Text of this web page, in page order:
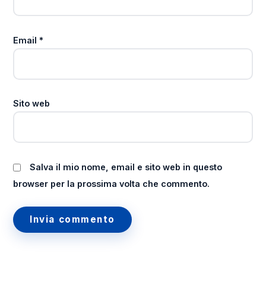
Email*
Sito web
Salva il mio nome, email e sito web in questo
browser per la prossima volta che commento.